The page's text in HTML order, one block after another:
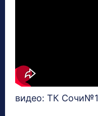
видео: ТК Сочи№1